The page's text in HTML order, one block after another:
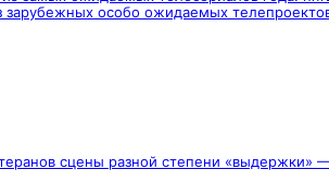
особо ожидаемых
сцены разной степени «выдержки»